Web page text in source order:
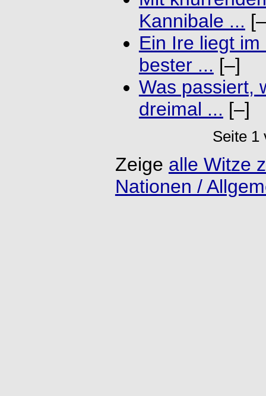
Kannibale ...
Ein Ire liegt
bester ... [–]
Was passiert,
dreimal ... [–]
Seite 1
Zeige alle Witze
Nationen /